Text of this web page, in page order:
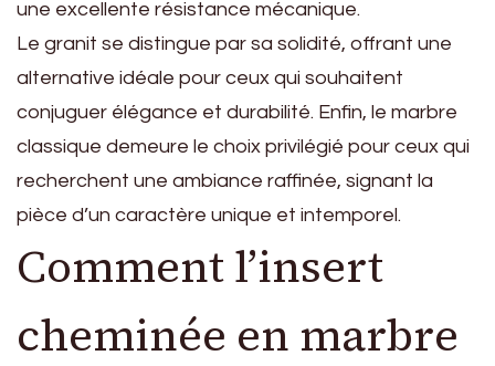
une excellente résistance mécanique.
Le granit se distingue par sa solidité, offrant une
alternative idéale pour ceux qui souhaitent
conjuguer élégance et durabilité. Enfin, le marbre
classique demeure le choix privilégié pour ceux qui
recherchent une ambiance raffinée, signant la
pièce d’un caractère unique et intemporel.
Comment l’insert
cheminée en marbre